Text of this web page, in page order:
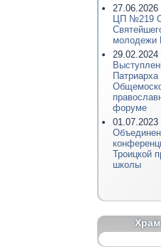
27.06.2026
ЦП №219
молодежи
29.02.2024
Патриарха
форуме
01.07.2023
Троицкой
школы
Храм